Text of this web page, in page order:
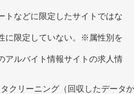
トなどに限定したサイトではな
に限定していない。※属性別を
アルバイト情報サイトの求人情
クリーニング（回収したデータ